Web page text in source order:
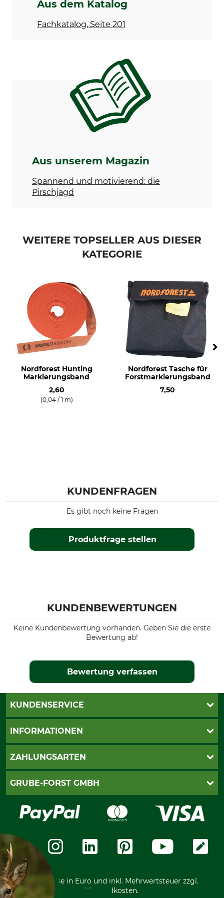
Aus dem Katalog
Fachkatalog, Seite 201
Aus unserem Magazin
Spannend und motivierend: die
Pirschjagd
WEITERE TOPSELLER AUS DIESER
KATEGORIE
Nordforest Hunting
Markierungsband
2,60
(0,04 / 1 m)
Nordforest Tasche für
Forstmarkierungsband
7,50
KUNDENFRAGEN
Produktfrage stellen
Es gibt noch keine Fragen
KUNDENBEWERTUNGEN
Keine Kundenbewertung vorhanden. Geben Sie die erste
Bewertung ab!
Bewertung verfassen
KUNDENSERVICE
Katalogbestellung
INFORMATIONEN
AGB
Widerrufsformular
Zahlungsarten
ZAHLUNGSARTEN
PayPal
Rechnung
Vorkasse
GRUBE-FORST GMBH
Karriere
Über uns
Community
International
*Alle Preise in Euro und inkl. Mehrwertsteuer zzgl.
Versandkosten.